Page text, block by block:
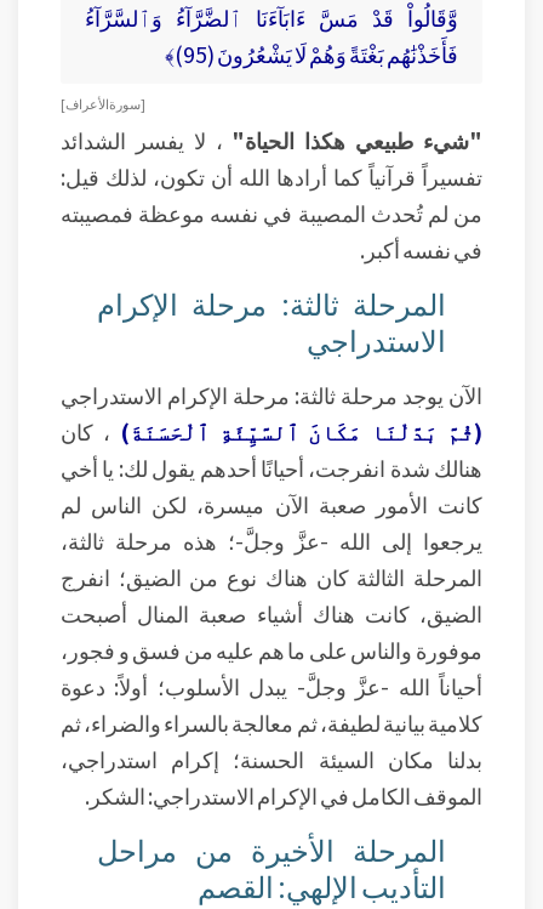
وَّقَالُواْ قَدْ مَسَّ ءَابَآءَنَا ٱلضَّرَّآءُ وَٱلسَّرَّآءُ
فَأَخَذْنَٰهُم بَغْتَةً وَهُمْ لَا يَشْعُرُونَ (95)﴾
[ سورة الأعراف ]
"شيء طبيعي هكذا الحياة" ، لا يفسر الشدائد
تفسيراً قرآنياً كما أرادها الله أن تكون، لذلك قيل:
من لم تُحدث المصيبة في نفسه موعظة فمصيبته
في نفسه أكبر.
المرحلة ثالثة: مرحلة الإكرام
الاستدراجي
الآن يوجد مرحلة ثالثة: مرحلة الإكرام الاستدراجي
(ثُمَّ بَدَّلْنَا مَكَانَ ٱلسَّيِّئَةِ ٱلْحَسَنَةَ) ، كان
هنالك شدة انفرجت، أحيانًا أحدهم يقول لك: يا أخي
كانت الأمور صعبة الآن ميسرة، لكن الناس لم
يرجعوا إلى الله -عزَّ وجلَّ-؛ هذه مرحلة ثالثة،
المرحلة الثالثة كان هناك نوع من الضيق؛ انفرج
الضيق، كانت هناك أشياء صعبة المنال أصبحت
موفورة والناس على ما هم عليه من فسق و فجور،
أحياناً الله -عزَّ وجلَّ- يبدل الأسلوب؛ أولاً: دعوة
كلامية بيانية لطيفة، ثم معالجة بالسراء والضراء، ثم
بدلنا مكان السيئة الحسنة؛ إكرام استدراجي،
الموقف الكامل في الإكرام الاستدراجي: الشكر.
المرحلة الأخيرة من مراحل
التأديب الإلهي: القصم